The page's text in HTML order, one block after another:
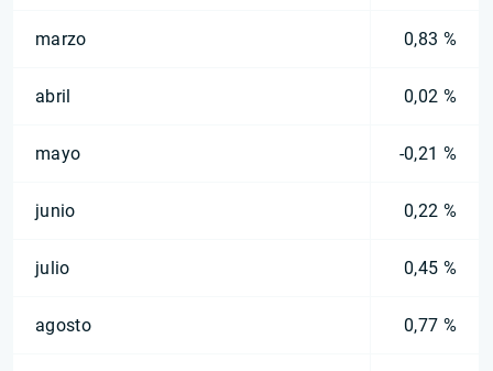
marzo 0,83 %
abril 0,02 %
mayo -0,21 %
junio 0,22 %
julio 0,45 %
agosto 0,77 %